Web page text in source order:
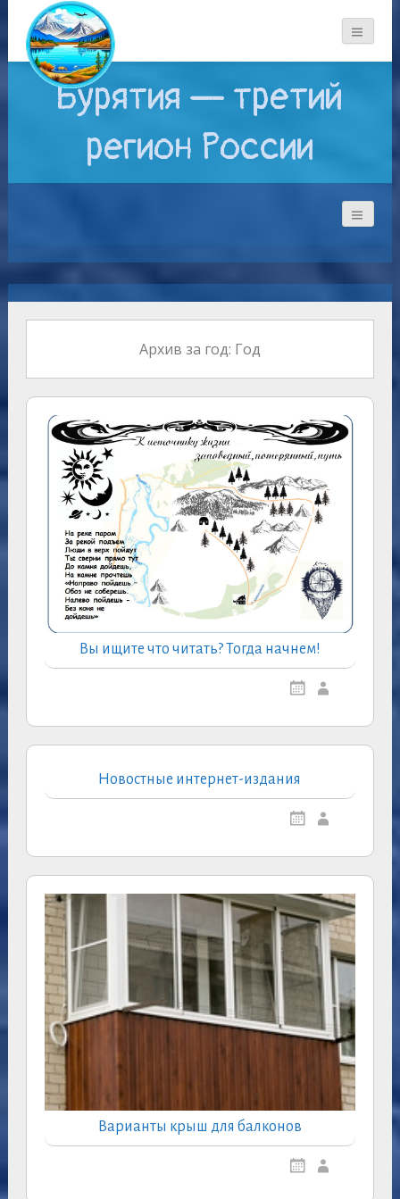
Бурятия — третий
регион России
Архив за год: Год
Вы ищите что читать? Тогда начнем!
Новостные интернет-издания
Варианты крыш для балконов